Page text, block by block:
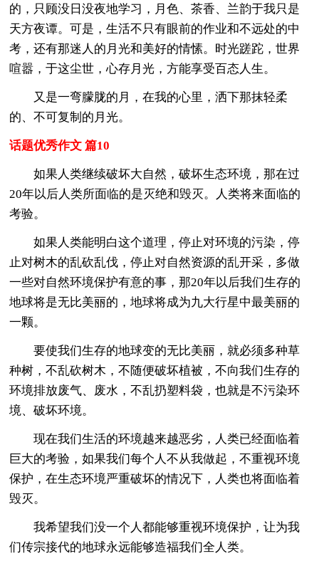
的，只顾没日没夜地学习，月色、茶香、兰韵于我只是
天方夜谭。可是，生活不只有眼前的作业和不远处的中
考，还有那迷人的月光和美好的情愫。时光蹉跎，世界
喧嚣，于这尘世，心存月光，方能享受百态人生。
又是一弯朦胧的月，在我的心里，洒下那抹轻柔
的、不可复制的月光。
话题优秀作文 篇10
如果人类继续破坏大自然，破坏生态环境，那在过
20年以后人类所面临的是灭绝和毁灭。人类将来面临的
考验。
如果人类能明白这个道理，停止对环境的污染，停
止对树木的乱砍乱伐，停止对自然资源的乱开采，多做
一些对自然环境保护有意的事，那20年以后我们生存的
地球将是无比美丽的，地球将成为九大行星中最美丽的
一颗。
要使我们生存的地球变的无比美丽，就必须多种草
种树，不乱砍树木，不随便破坏植被，不向我们生存的
环境排放废气、废水，不乱扔塑料袋，也就是不污染环
境、破坏环境。
现在我们生活的环境越来越恶劣，人类已经面临着
巨大的考验，如果我们每个人不从我做起，不重视环境
保护，在生态环境严重破坏的情况下，人类也将面临着
毁灭。
我希望我们没一个人都能够重视环境保护，让为我
们传宗接代的地球永远能够造福我们全人类。